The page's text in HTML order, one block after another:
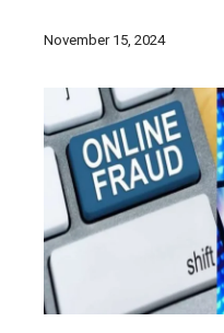
November 15, 2024